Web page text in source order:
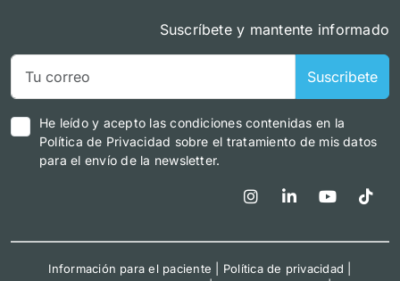
Suscríbete y mantente informado
Suscribete
He leído y acepto las condiciones contenidas en la
Política de Privacidad sobre el tratamiento de mis datos
para el envío de la newsletter.
Información para el paciente Política de privacidad